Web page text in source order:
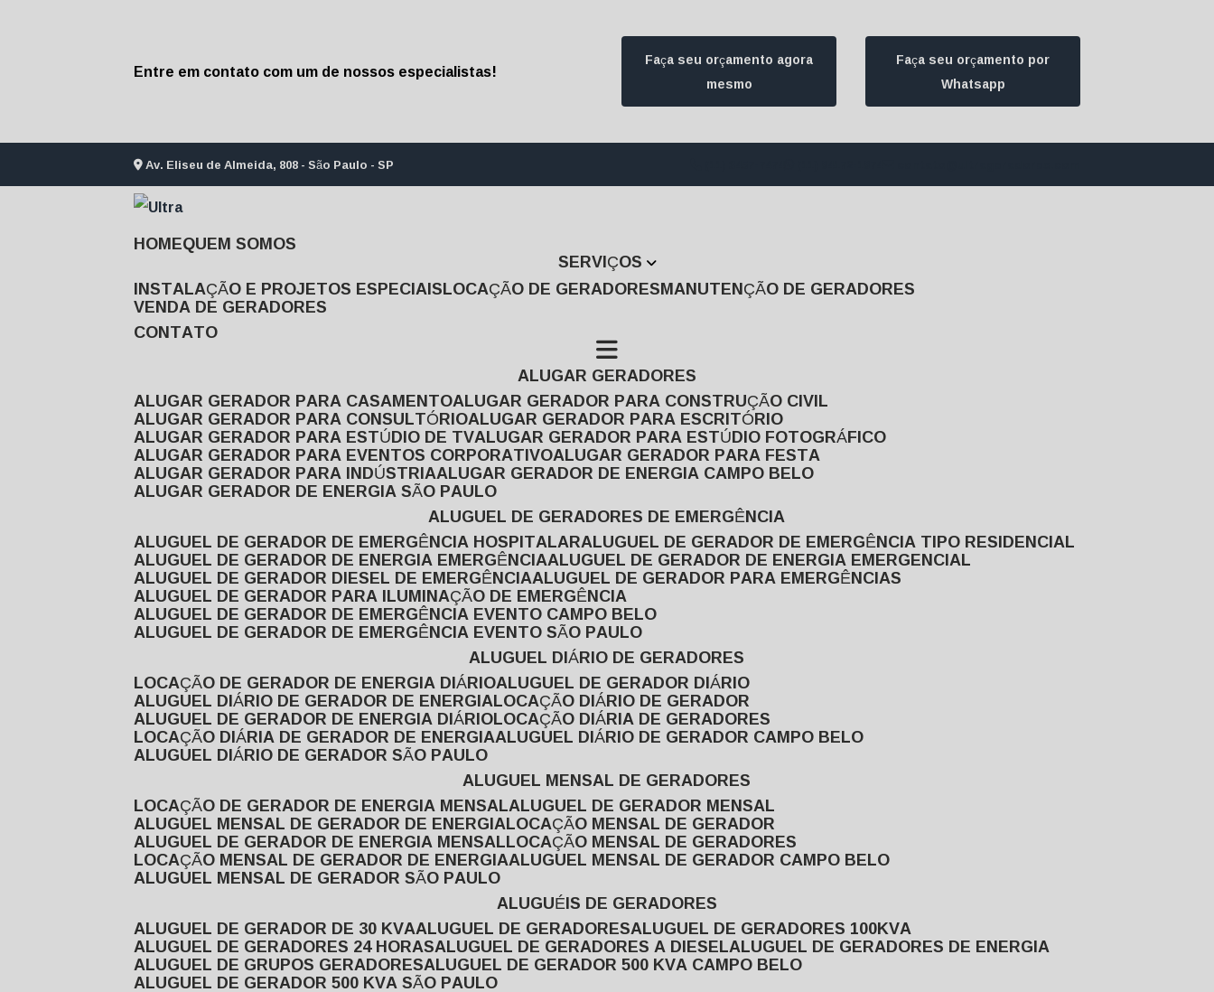
Entre em contato com um de nossos especialistas!
Faça seu orçamento agora
mesmo
Faça seu orçamento por
Whatsapp
Av. Eliseu de Almeida, 808 - São Paulo - SP
HOME QUEM SOMOS
SERVIÇOS
INSTALAÇÃO E PROJETOS ESPECIAIS LOCAÇÃO DE GERADORES MANUTENÇÃO DE GERADORES
VENDA DE GERADORES
CONTATO
ALUGAR GERADORES
ALUGAR GERADOR PARA CASAMENTO ALUGAR GERADOR PARA CONSTRUÇÃO CIVIL
ALUGAR GERADOR PARA CONSULTÓRIO ALUGAR GERADOR PARA ESCRITÓRIO
ALUGAR GERADOR PARA ESTÚDIO DE TV ALUGAR GERADOR PARA ESTÚDIO FOTOGRÁFICO
ALUGAR GERADOR PARA EVENTOS CORPORATIVO ALUGAR GERADOR PARA FESTA
ALUGAR GERADOR PARA INDÚSTRIA ALUGAR GERADOR DE ENERGIA CAMPO BELO
ALUGAR GERADOR DE ENERGIA SÃO PAULO
ALUGUEL DE GERADORES DE EMERGÊNCIA
ALUGUEL DE GERADOR DE EMERGÊNCIA HOSPITALAR ALUGUEL DE GERADOR DE EMERGÊNCIA TIPO RESIDENCIAL
ALUGUEL DE GERADOR DE ENERGIA EMERGÊNCIA ALUGUEL DE GERADOR DE ENERGIA EMERGENCIAL
ALUGUEL DE GERADOR DIESEL DE EMERGÊNCIA ALUGUEL DE GERADOR PARA EMERGÊNCIAS
ALUGUEL DE GERADOR PARA ILUMINAÇÃO DE EMERGÊNCIA
ALUGUEL DE GERADOR DE EMERGÊNCIA EVENTO CAMPO BELO
ALUGUEL DE GERADOR DE EMERGÊNCIA EVENTO SÃO PAULO
ALUGUEL DIÁRIO DE GERADORES
LOCAÇÃO DE GERADOR DE ENERGIA DIÁRIO ALUGUEL DE GERADOR DIÁRIO
ALUGUEL DIÁRIO DE GERADOR DE ENERGIA LOCAÇÃO DIÁRIO DE GERADOR
ALUGUEL DE GERADOR DE ENERGIA DIÁRIO LOCAÇÃO DIÁRIA DE GERADORES
LOCAÇÃO DIÁRIA DE GERADOR DE ENERGIA ALUGUEL DIÁRIO DE GERADOR CAMPO BELO
ALUGUEL DIÁRIO DE GERADOR SÃO PAULO
ALUGUEL MENSAL DE GERADORES
LOCAÇÃO DE GERADOR DE ENERGIA MENSAL ALUGUEL DE GERADOR MENSAL
ALUGUEL MENSAL DE GERADOR DE ENERGIA LOCAÇÃO MENSAL DE GERADOR
ALUGUEL DE GERADOR DE ENERGIA MENSAL LOCAÇÃO MENSAL DE GERADORES
LOCAÇÃO MENSAL DE GERADOR DE ENERGIA ALUGUEL MENSAL DE GERADOR CAMPO BELO
ALUGUEL MENSAL DE GERADOR SÃO PAULO
ALUGUÉIS DE GERADORES
ALUGUEL DE GERADOR DE 30 KVA ALUGUEL DE GERADORES ALUGUEL DE GERADORES 100KVA
ALUGUEL DE GERADORES 24 HORAS ALUGUEL DE GERADORES A DIESEL ALUGUEL DE GERADORES DE ENERGIA
ALUGUEL DE GRUPOS GERADORES ALUGUEL DE GERADOR 500 KVA CAMPO BELO
ALUGUEL DE GERADOR 500 KVA SÃO PAULO